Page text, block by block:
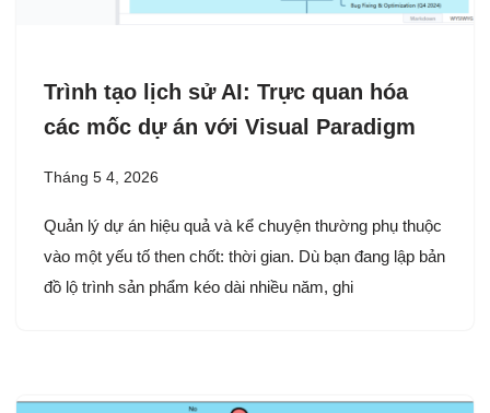
Trình tạo lịch sử AI: Trực quan hóa
các mốc dự án với Visual Paradigm
Tháng 5 4, 2026
Quản lý dự án hiệu quả và kể chuyện thường phụ thuộc
vào một yếu tố then chốt: thời gian. Dù bạn đang lập bản
đồ lộ trình sản phẩm kéo dài nhiều năm, ghi